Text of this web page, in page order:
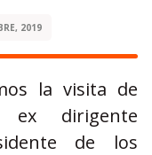
2019
la visita de
ex dirigente
de los